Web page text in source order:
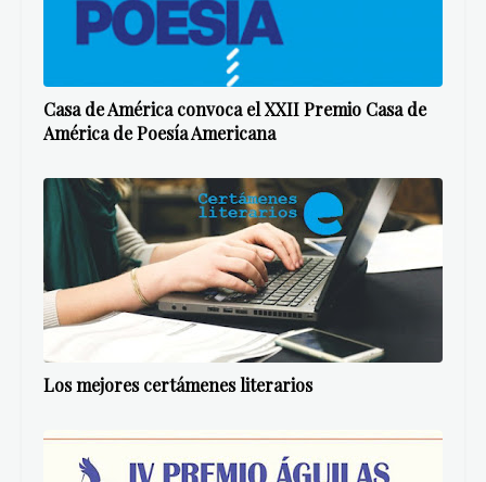
Casa de América convoca el XXII Premio Casa de
América de Poesía Americana
Los mejores certámenes literarios